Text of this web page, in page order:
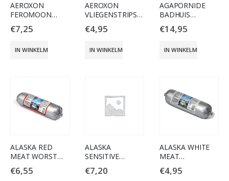
AEROXON
FEROMOON
MOTTENVAL
€7,25
IN WINKELMAND
AEROXON
VLIEGENSTRIPS
PER 2
€4,95
IN WINKELMAND
AGAPORNIDE
BADHUIS
TRANSPARANT /
WIT
€14,95
IN WINKELMAND
ALASKA RED
MEAT WORST
COMPLEET 800G
€6,55
ALASKA
SENSITIVE
WORST
COMPLEET 800
€7,20
ALASKA WHITE
MEAT
COMPLEET
WORST 800G
€4,95